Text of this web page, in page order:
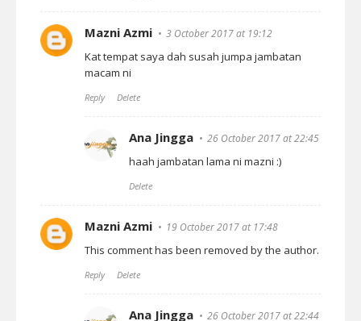
Mazni Azmi 3 October 2017 at 19:12
Kat tempat saya dah susah jumpa jambatan
macam ni
Reply Delete
Ana Jingga 26 October 2017 at 22:45
haah jambatan lama ni mazni :)
Delete
Mazni Azmi 19 October 2017 at 17:48
This comment has been removed by the author.
Reply Delete
Ana Jingga 26 October 2017 at 22:44